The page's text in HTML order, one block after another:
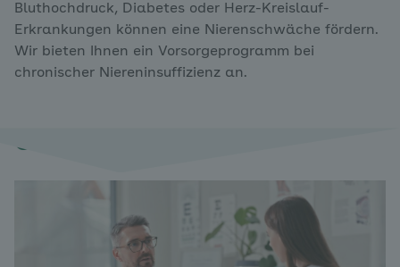
Bluthochdruck, Diabetes oder Herz-Kreislauf-
Erkrankungen können eine Nierenschwäche fördern.
Wir bieten Ihnen ein Vorsorgeprogramm bei
chronischer Niereninsuffizienz an.
Gut zu wissen